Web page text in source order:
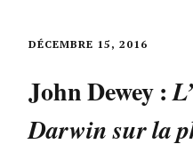
DÉCEMBRE 15, 2016
John Dewey :
Darwin sur la